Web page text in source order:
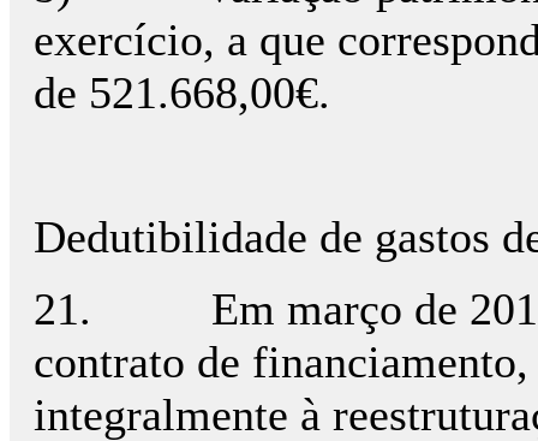
exercício, a que
de 521.668,00€.
Dedutibilidade de gastos
21. Em março de 2010
contrato de
integralmente à